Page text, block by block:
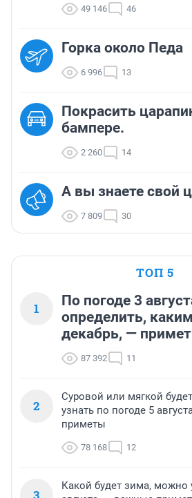
49 146 46
Горка около Педа
6 996 13
Покрасить
бампере.
2 260 14
А вы знаете свой
7 809 30
ТОП 5
1
По погоде 3
определить,
декабрь, —
87 392 11
2
Суровой или мягкой
узнать по погоде 5
приметы
78 168 12
3
Какой будет зима, можно